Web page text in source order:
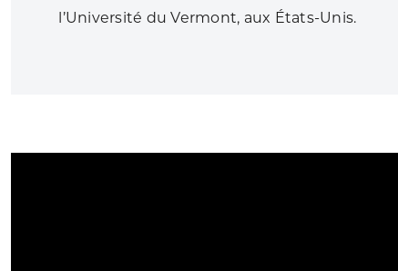
l’Université du Vermont, aux États-Unis.